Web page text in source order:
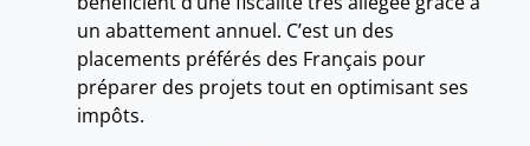
un abattement annuel. C’est un des
placements préférés des Français pour
préparer des projets tout en optimisant ses
impôts.